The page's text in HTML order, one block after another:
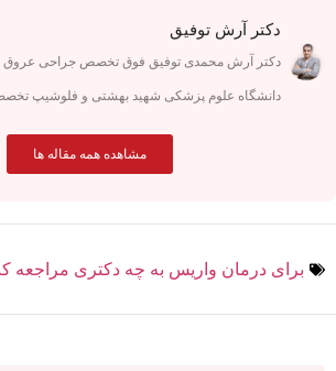
دکتر آرش توفیق
دکتر آرش محمدی توفیق فوق تخصص جراحی عروق از
دانشگاه علوم پزشکی شهید بهشتی و فلوشیپ
مشاهده همه مقاله ها
برای درمان واریس به چه دکتری مراجعه